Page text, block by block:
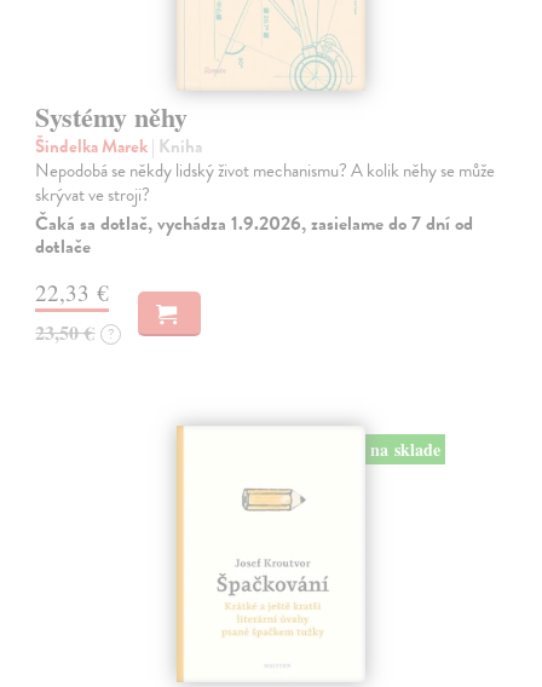
Systémy něhy
Šindelka Marek| Kniha
Nepodobá se někdy lidský život mechanismu? A kolik něhy se může
skrývat ve stroji?
Čaká sa dotlač, vychádza 1.9.2026, zasielame do 7 dní od
dotlače
22,33 €
23,50 € ?
na sklade